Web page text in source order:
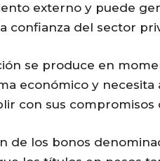
externo y puede
confianza del sector
se produce en
económico y
con sus compromisos
de los bonos